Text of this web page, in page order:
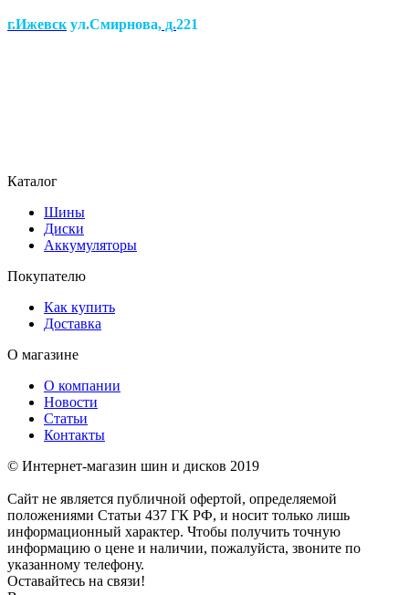
г.Ижевск ул.Смирнова, д.221
Каталог
Шины
Диски
Аккумуляторы
Покупателю
Как купить
Доставка
О магазине
О компании
Новости
Статьи
Контакты
© Интернет-магазин шин и дисков 2019
Сайт не является публичной офертой, определяемой
положениями Статьи 437 ГК РФ, и носит только лишь
информационный характер. Чтобы получить точную
информацию о цене и наличии, пожалуйста, звоните по
указанному телефону.
Оставайтесь на связи!